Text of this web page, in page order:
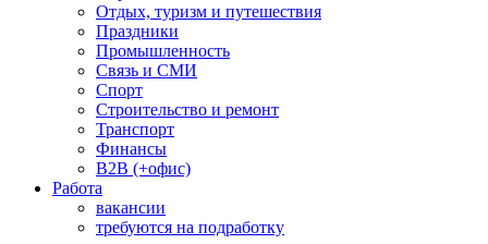
Отдых, туризм и путешествия
Праздники
Промышленность
Связь и СМИ
Спорт
Строительство и ремонт
Транспорт
Финансы
B2B (+офис)
Работа
вакансии
требуются на подработку